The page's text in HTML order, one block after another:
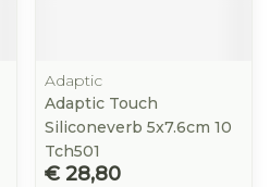
Adaptic
Adaptic Touch
Siliconeverb 5x7.6cm 10
Tch501
€ 28,80